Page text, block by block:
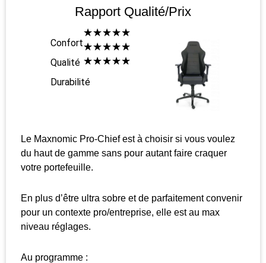
Rapport Qualité/prix
Confort
Qualité
Durabilité
☆☆☆☆☆
☆☆☆☆☆
☆☆☆☆☆
Le Maxnomic Pro-Chief est à choisir si vous voulez
du haut de gamme sans pour autant faire craquer
votre portefeuille.
En plus d’être ultra sobre et de parfaitement convenir
pour un contexte pro/entreprise, elle est au max
niveau réglages.
Au programme :